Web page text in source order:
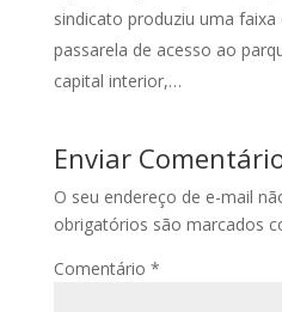
sindicato produziu uma
passarela de acesso ao
capital interior,…
Enviar
O seu endereço de e-mail
obrigatórios são marcados
Comentário *